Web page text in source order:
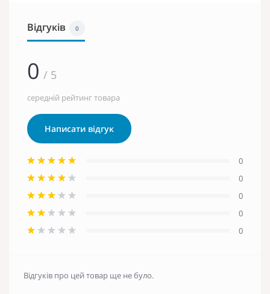
Відгуків 0
0 / 5
середній рейтинг товара
Написати відгук
0
0
0
0
0
Відгуків про цей товар ще не було.